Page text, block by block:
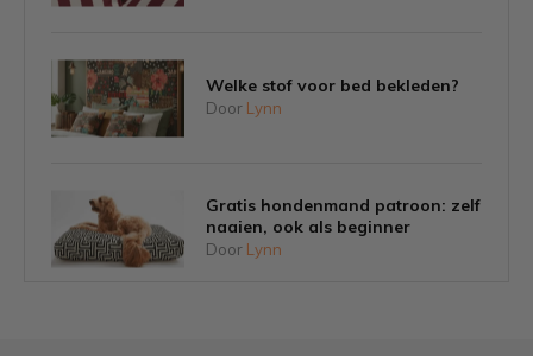
Welke stof voor bed bekleden?
Door Lynn
Gratis hondenmand patroon: zelf
naaien, ook als beginner
Door Lynn